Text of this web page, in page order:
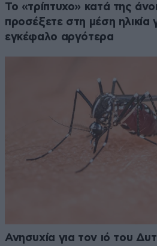
Το «τρίπτυχο» κατά της
προσέξετε στη μέση ηλικία
εγκέφαλο αργότερα
Ανησυχία για τον ιό του